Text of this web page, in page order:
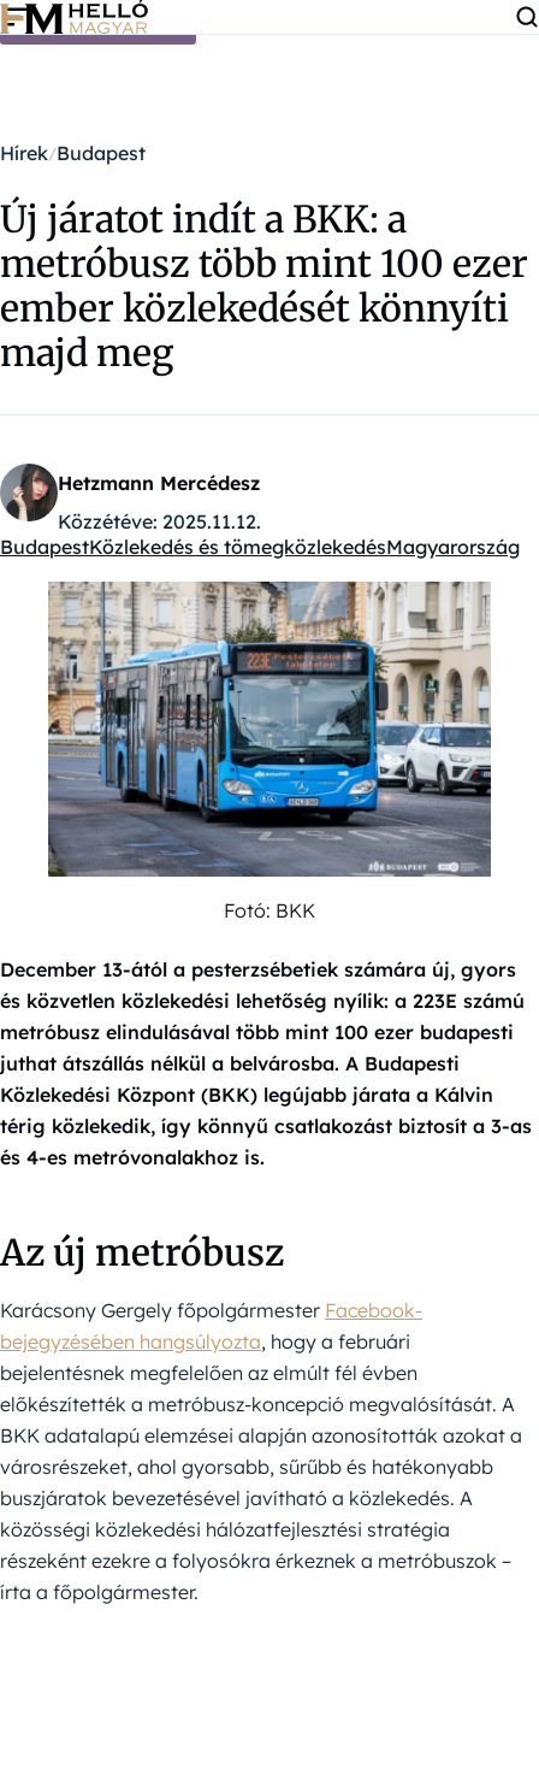
Ugrás a tartalomra
Hírek Budapest
Új járatot indít a BKK: a
metróbusz több mint 100 ezer
ember közlekedését könnyíti
majd meg
Hetzmann Mercédesz
Közzétéve: 2025.11.12.
Kategóriák:
BudapestKözlekedés és tömegközlekedésMagyarország
Fotó: BKK
December 13-ától a pesterzsébetiek számára új, gyors
és közvetlen közlekedési lehetőség nyílik: a 223E számú
metróbusz elindulásával több mint 100 ezer budapesti
juthat átszállás nélkül a belvárosba. A Budapesti
Közlekedési Központ (BKK) legújabb járata a Kálvin
térig közlekedik, így könnyű csatlakozást biztosít a 3-as
és 4-es metróvonalakhoz is.
Az új metróbusz
Karácsony Gergely főpolgármester Facebook-
bejegyzésében hangsúlyozta, hogy a februári
bejelentésnek megfelelően az elmúlt fél évben
előkészítették a metróbusz-koncepció megvalósítását. A
BKK adatalapú elemzései alapján azonosították azokat a
városrészeket, ahol gyorsabb, sűrűbb és hatékonyabb
buszjáratok bevezetésével javítható a közlekedés. A
közösségi közlekedési hálózatfejlesztési stratégia
részeként ezekre a folyosókra érkeznek a metróbuszok –
írta a főpolgármester.